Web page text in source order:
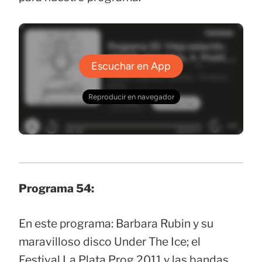
Programa 54:
En este programa: Barbara Rubin y su
maravilloso disco Under The Ice; el